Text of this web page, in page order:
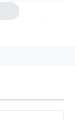
するポケモンの